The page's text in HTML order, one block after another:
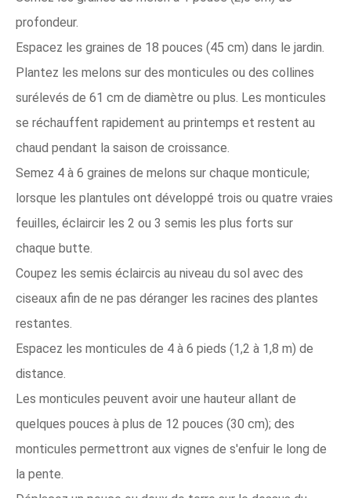
profondeur.
Espacez les graines de 18 pouces (45 cm) dans le jardin.
Plantez les melons sur des monticules ou des collines
surélevés de 61 cm de diamètre ou plus. Les monticules
se réchauffent rapidement au printemps et restent au
chaud pendant la saison de croissance.
Semez 4 à 6 graines de melons sur chaque monticule;
lorsque les plantules ont développé trois ou quatre vraies
feuilles, éclaircir les 2 ou 3 semis les plus forts sur
chaque butte.
Coupez les semis éclaircis au niveau du sol avec des
ciseaux afin de ne pas déranger les racines des plantes
restantes.
Espacez les monticules de 4 à 6 pieds (1,2 à 1,8 m) de
distance.
Les monticules peuvent avoir une hauteur allant de
quelques pouces à plus de 12 pouces (30 cm); des
monticules permettront aux vignes de s'enfuir le long de
la pente.